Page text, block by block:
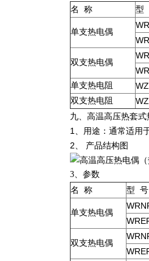
名
称 型
单支热电偶
双支热电偶
单支热电阻
双支热电阻
九、高温高压热套
1、用途：通常适用
2、 产品结构图
3、参数
名
称 型 号
单支热电偶
双支热电偶